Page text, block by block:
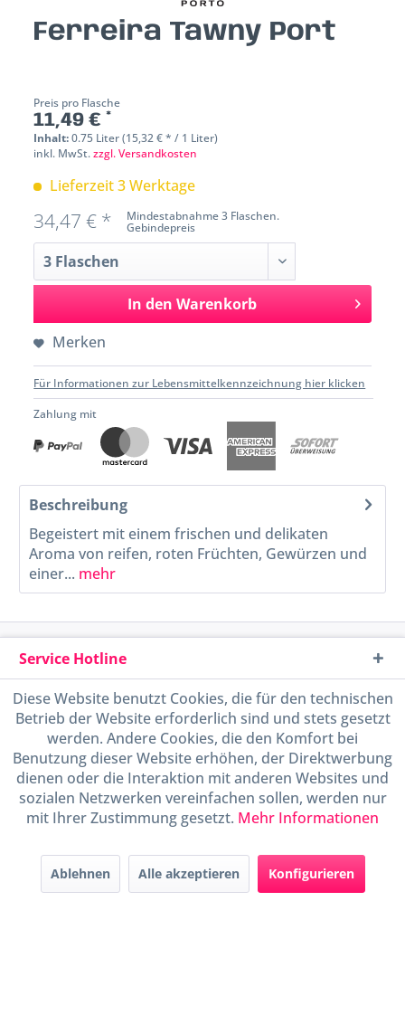
Ferreira Tawny Port
Preis pro Flasche
11,49 € *
Inhalt:0.75 Liter (15,32 € * / 1 Liter)
inkl. MwSt.zzgl. Versandkosten
Lieferzeit 3 Werktage
Mindestabnahme 3 Flaschen.
Gebindepreis
34,47 € *
In den Warenkorb
Merken
Für Informationen zur Lebensmittelkennzeichnung hier klicken
Zahlung mit
Beschreibung
Begeistert mit einem frischen und delikaten
Aroma von reifen, roten Früchten, Gewürzen und
einer... mehr
Service Hotline
Shop Service
Informationen
Handel mit BIO-Weinen
kontrolliert und zertifiziert
durch DE-ÖKO-009
Diese Website benutzt Cookies, die für den technischen
Betrieb der Website erforderlich sind und stets gesetzt
werden. Andere Cookies, die den Komfort bei
Benutzung dieser Website erhöhen, der Direktwerbung
dienen oder die Interaktion mit anderen Websites und
sozialen Netzwerken vereinfachen sollen, werden nur
mit Ihrer Zustimmung gesetzt. Mehr Informationen
Ablehnen Alle akzeptieren Konfigurieren